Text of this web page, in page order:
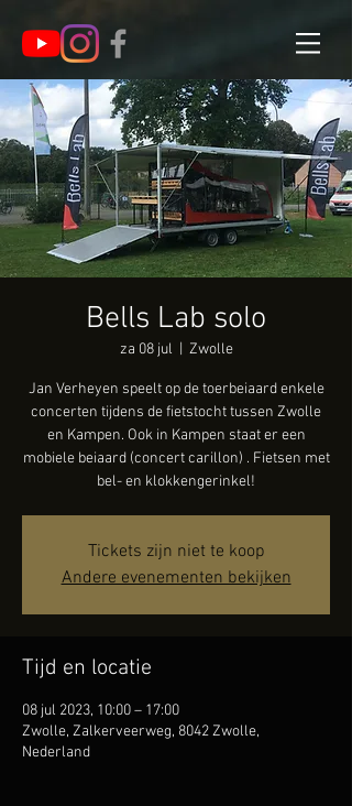
Bells Lab solo
za 08 jul Zwolle
Jan Verheyen speelt op de toerbeiaard enkele
concerten tijdens de fietstocht tussen Zwolle
en Kampen. Ook in Kampen staat er een
mobiele beiaard (concert carillon) . Fietsen met
bel- en klokkengerinkel!
Tickets zijn niet te koop
Andere evenementen bekijken
Tijd en locatie
08 jul 2023, 10:00 – 17:00
Zwolle, Zalkerveerweg, 8042 Zwolle,
Nederland